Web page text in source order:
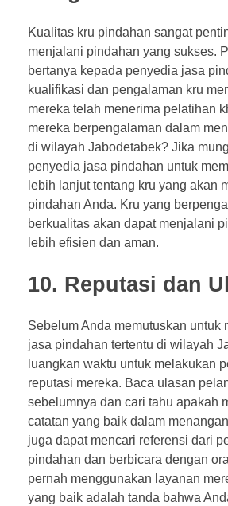
Kualitas kru pindahan sangat
menjalani pindahan yang sukses.
bertanya kepada penyedia jasa
kualifikasi dan pengalaman kru
mereka telah menerima pelatihan
mereka berpengalaman dalam
di wilayah Jabodetabek? Jika
penyedia jasa pindahan untuk
lebih lanjut tentang kru yang akan
pindahan Anda. Kru yang
berkualitas akan dapat menjalani
lebih efisien dan aman.
10. Reputasi dan
Sebelum Anda memutuskan untuk
jasa pindahan tertentu di wilayah
luangkan waktu untuk melakukan
reputasi mereka. Baca ulasan
sebelumnya dan cari tahu apakah
catatan yang baik dalam
juga dapat mencari referensi dari
pindahan dan berbicara dengan
pernah menggunakan layanan
yang baik adalah tanda bahwa